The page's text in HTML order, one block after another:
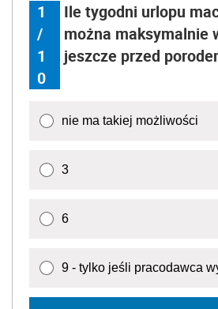
1
/
1
0
Ile tygodni urlopu
można maksymalnie
jeszcze przed
nie ma takiej możliwości
3
6
9 - tylko jeśli pracodawca